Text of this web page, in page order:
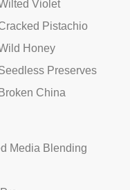
Violet
Pistachio
Honey
Preserves
China
Media Blending